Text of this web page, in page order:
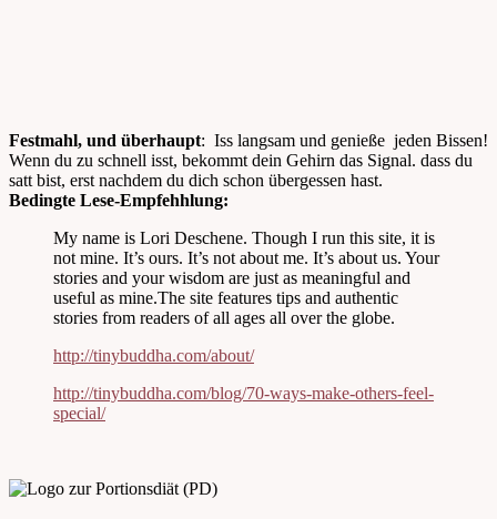
Festmahl, und überhaupt: Iss langsam und genieße jeden Bissen!
Wenn du zu schnell isst, bekommt dein Gehirn das Signal. dass du
satt bist, erst nachdem du dich schon übergessen hast.
Bedingte Lese-Empfehhlung:
My name is Lori Deschene. Though I run this site, it is
not mine. It’s ours. It’s not about me. It’s about us. Your
stories and your wisdom are just as meaningful and
useful as mine.The site features tips and authentic
stories from readers of all ages all over the globe.
http://tinybuddha.com/about/
http://tinybuddha.com/blog/70-ways-make-others-feel-
special/